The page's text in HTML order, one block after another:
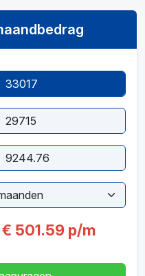
€ 501.59 p/m